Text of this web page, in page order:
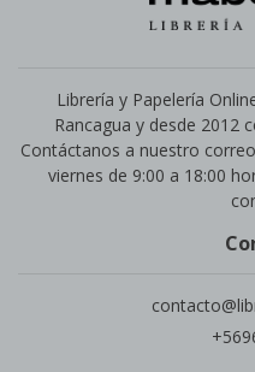
Librería y Papelería
Rancagua y desde 2012
Contáctanos a nuestro
viernes de 9:00 a 18:00